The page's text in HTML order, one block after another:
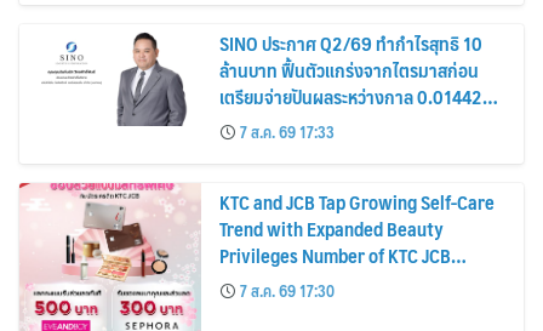
SINO ประกาศ Q2/69 ทำกำไรสุทธิ 10
ล้านบาท ฟื้นตัวแกร่งจากไตรมาสก่อน
เตรียมจ่ายปันผลระหว่างกาล 0.014423
บาทต่อหุ้น ครึ่งปีหลังมุ่งเติบโตต่อเนื่อง
7 ส.ค. 69 17:33
KTC and JCB Tap Growing Self-Care
Trend with Expanded Beauty
Privileges Number of KTC JCB
Cardmembers Spending on
Cosmetics Rises 26%
7 ส.ค. 69 17:30